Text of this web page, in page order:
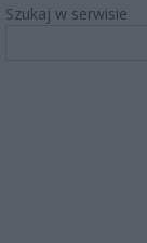
Szukaj w serwisie